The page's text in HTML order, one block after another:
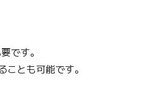
です。
とも可能です。